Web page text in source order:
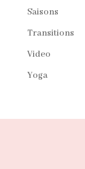
Saisons
Transitions
Video
Yoga